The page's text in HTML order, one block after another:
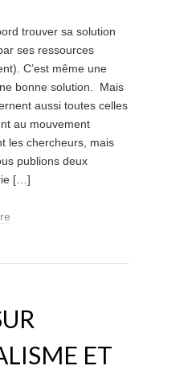
trouver sa solution
ses ressources
C’est même une
bonne solution. Mais
aussi toutes celles
au mouvement
les chercheurs, mais
publions deux
[…]
ET